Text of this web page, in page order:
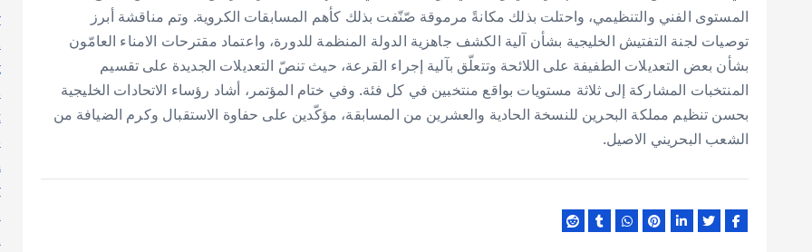
المستوى الفني والتنظيمي، واحتلت بذلك مكانةً مرموقة صّنّفت بذلك كأهم المسابقات الكروية. وتم مناقشة أبرز
توصيات لجنة التفتيش الخليجية بشأن آلية الكشف جاهزية الدولة المنظمة للدورة، واعتماد مقترحات الامناء العامّون
بشأن بعض التعديلات الطفيفة على اللائحة وتتعلّق بآلية إجراء القرعة، حيث تنصّ التعديلات الجديدة على تقسيم
المنتخبات المشاركة إلى ثلاثة مستويات بواقع منتخبين في كل فئة. وفي ختام المؤتمر، أشاد رؤساء الاتحادات الخليجية
بحسن تنظيم مملكة البحرين للنسخة الحادية والعشرين من المسابقة، مؤكّدين على حفاوة الاستقبال وكرم الضيافة من
الشعب البحريني الاصيل.